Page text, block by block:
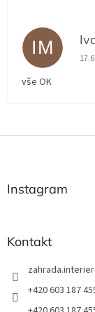
IM
vše OK
Z
Instagram
Kontakt
zahrada.interier
+420 603 187